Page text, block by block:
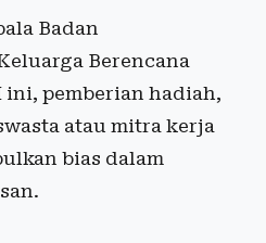
Badan
Berencana
ini, pemberian hadiah,
atau mitra kerja
bias dalam